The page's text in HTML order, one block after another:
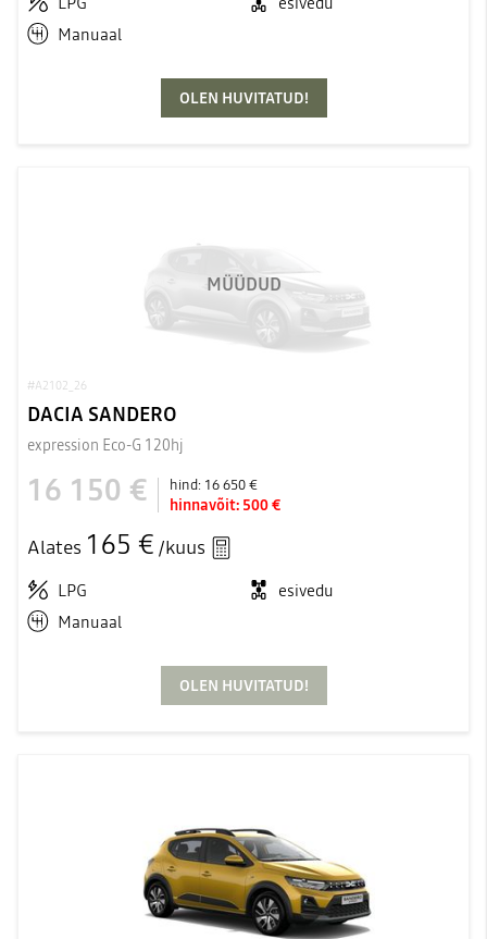
Manuaal
OLEN HUVITATUD!
#A2102_26
MÜÜDUD
DACIA SANDERO
expression Eco-G 120hj
16 150 € hind: 16 650 €
hinnavõit: 500 €
Alates 165 € /kuus
LPG
esivedu
Manuaal
OLEN HUVITATUD!